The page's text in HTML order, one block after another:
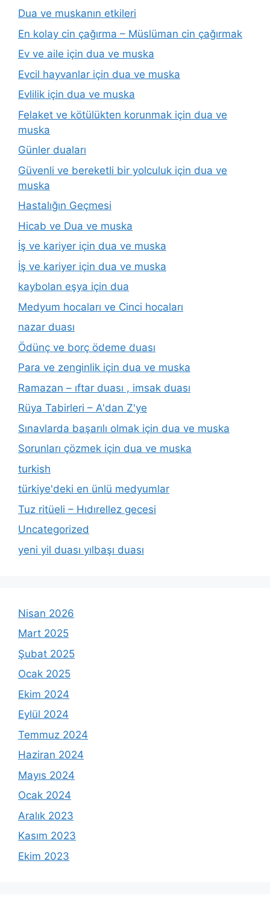
Dua ve muskanın etkileri
En kolay cin çağırma – Müslüman cin çağırmak
Ev ve aile için dua ve muska
Evcil hayvanlar için dua ve muska
Evlilik için dua ve muska
Felaket ve kötülükten korunmak için dua ve
muska
Günler duaları
Güvenli ve bereketli bir yolculuk için dua ve
muska
Hastalığın Geçmesi
Hicab ve Dua ve muska
İş ve kariyer için dua ve muska
İş ve kariyer için dua ve muska
kaybolan eşya için dua
Medyum hocaları ve Cinci hocaları
nazar duası
Ödünç ve borç ödeme duası
Para ve zenginlik için dua ve muska
Ramazan – ıftar duası , imsak duası
Rüya Tabirleri – A'dan Z'ye
Sınavlarda başarılı olmak için dua ve muska
Sorunları çözmek için dua ve muska
turkish
türkiye'deki en ünlü medyumlar
Tuz ritüeli – Hıdırellez gecesi
Uncategorized
yeni yil duası yılbaşı duası
Nisan 2026
Mart 2025
Şubat 2025
Ocak 2025
Ekim 2024
Eylül 2024
Temmuz 2024
Haziran 2024
Mayıs 2024
Ocak 2024
Aralık 2023
Kasım 2023
Ekim 2023